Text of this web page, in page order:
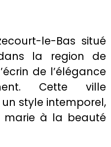
le-Bas situé
la region de
de l’élégance
Cette ville
style intemporel,
marie à la beauté